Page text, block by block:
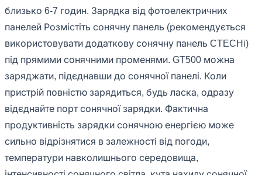
близько 6-7 годин. Зарядка від фотоелектричних
панелей Розмістіть сонячну панель (рекомендується
використовувати додаткову сонячну панель CTECHi)
під прямими сонячними променями. GT500 можна
заряджати, підєднавши до сонячної панелі. Коли
пристрій повністю зарядиться, будь ласка, одразу
відєднайте порт сонячної зарядки. Фактична
продуктивність зарядки сонячною енергією може
сильно відрізнятися в залежності від погоди,
температури навколишнього середовища,